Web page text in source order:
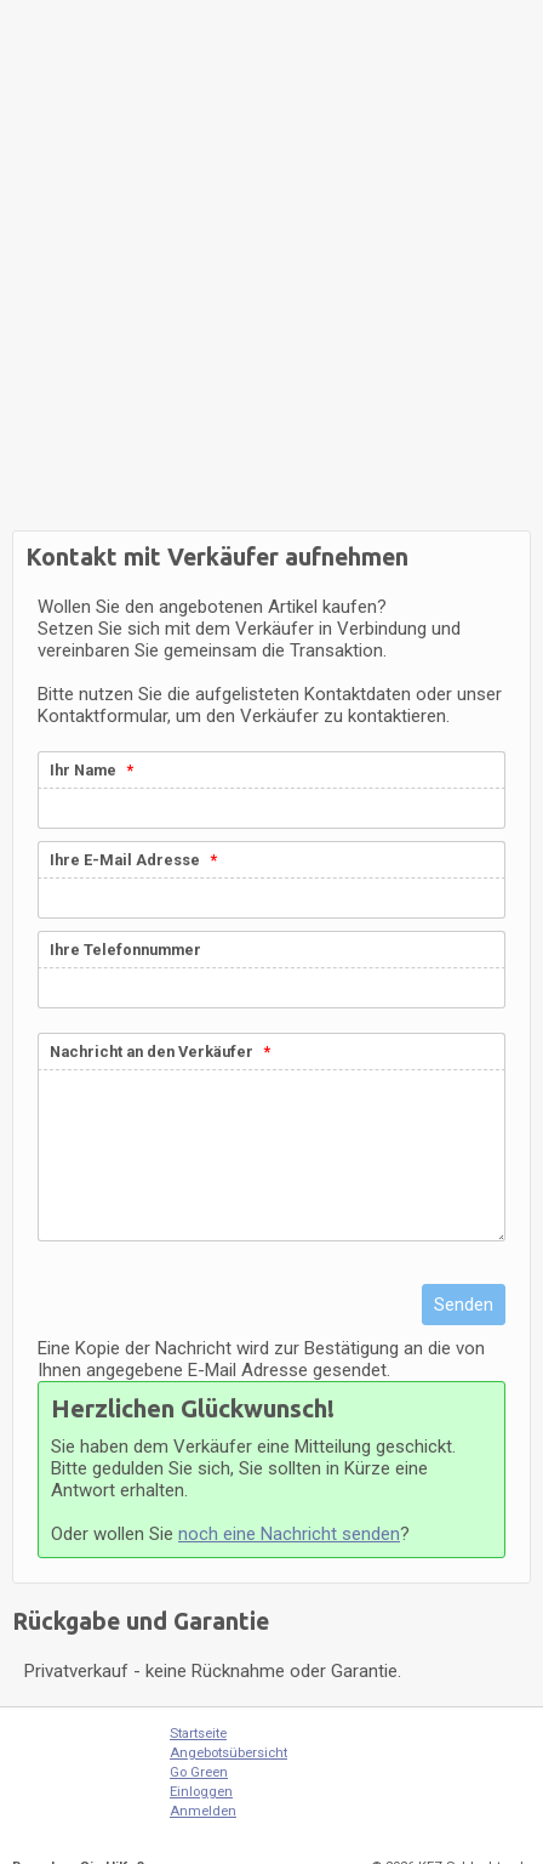
Kontakt mit Verkäufer aufnehmen
Wollen Sie den angebotenen Artikel kaufen?
Setzen Sie sich mit dem Verkäufer in Verbindung und
vereinbaren Sie gemeinsam die Transaktion.
Bitte nutzen Sie die aufgelisteten Kontaktdaten oder unser
Kontaktformular, um den Verkäufer zu kontaktieren.
Ihr Name
Ihre E-Mail Adresse
Ihre Telefonnummer
Nachricht an den Verkäufer
Senden
Eine Kopie der Nachricht wird zur Bestätigung an die von
Ihnen angegebene E-Mail Adresse gesendet.
Herzlichen Glückwunsch!
Sie haben dem Verkäufer eine Mitteilung geschickt.
Bitte gedulden Sie sich, Sie sollten in Kürze eine
Antwort erhalten.
Oder wollen Sie noch eine Nachricht senden?
Rückgabe und Garantie
Privatverkauf - keine Rücknahme oder Garantie.
Startseite
Angebotsübersicht
Go Green
Einloggen
Anmelden